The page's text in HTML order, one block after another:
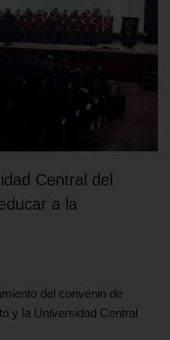
Central del
a la
del convenio de
y la Universidad Central